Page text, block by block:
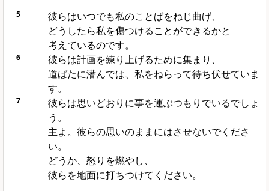
5
彼らはいつでも私のことばをねじ曲げ、
どうしたら私を傷つけることができるかと
考えているのです。
6
彼らは計画を練り上げるために集まり、
道ばたに潜んでは、私をねらって待ち伏せていま
す。
7
彼らは思いどおりに事を運ぶつもりでいるでしょ
う。
主よ。彼らの思いのままにはさせないでくださ
い。
どうか、怒りを燃やし、
彼らを地面に打ちつけてください。